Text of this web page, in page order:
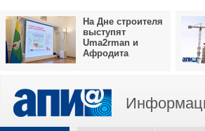
На Дне строителя
выступят
Uma2rman и
Афродита